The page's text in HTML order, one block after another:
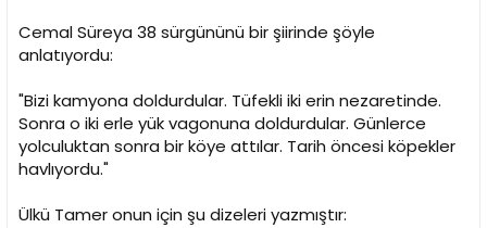
Cemal Süreya 38 sürgününü bir şiirinde şöyle
anlatıyordu:
"Bizi kamyona doldurdular. Tüfekli iki erin nezaretinde.
Sonra o iki erle yük vagonuna doldurdular. Günlerce
yolculuktan sonra bir köye attılar. Tarih öncesi köpekler
havlıyordu."
Ülkü Tamer onun için şu dizeleri yazmıştır: